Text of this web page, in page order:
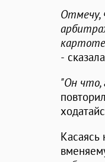
Отмечу,
-
"Он что,
Касаясь